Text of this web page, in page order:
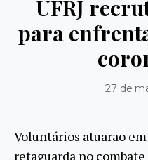
UFRJ
para
27 de
Voluntários atuarão
retaguarda no